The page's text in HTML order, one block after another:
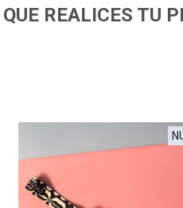
REALICES TU